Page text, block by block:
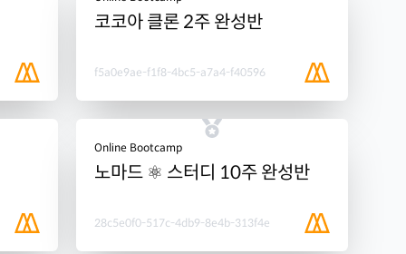
코코아 클론 2주 완성반
f5a0e9ae-f1f8-4bc5-a7a4-f40596
Online Bootcamp
노마드 ⚛️ 스터디 10주 완성반
28c5e0f0-517c-4db9-8e4b-313f4e